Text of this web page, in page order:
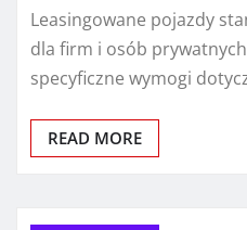
Leasingowane pojazdy
dla firm i osób
specyficzne wymogi
READ MORE